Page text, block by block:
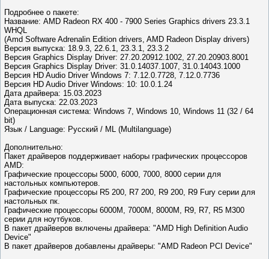
Подробнее о пакете:
Название: AMD Radeon RX 400 - 7900 Series Graphics drivers 23.3.1
WHQL
(Amd Software Adrenalin Edition drivers, AMD Radeon Display drivers)
Версия выпуска: 18.9.3, 22.6.1, 23.3.1, 23.3.2
Версия Graphics Display Driver: 27.20.20912.1002, 27.20.20903.8001
Версия Graphics Display Driver: 31.0.14037.1007, 31.0.14043.1000
Версия HD Audio Driver Windows 7: 7.12.0.7728, 7.12.0.7736
Версия HD Audio Driver Windows: 10: 10.0.1.24
Дата драйвера: 15.03.2023
Дата выпуска: 22.03.2023
Операционная система: Windows 7, Windows 10, Windows 11 (32 / 64
bit)
Язык / Language: Русский / ML (Multilanguage)
Дополнительно:
Пакет драйверов поддерживает наборы графических процессоров
AMD:
Графические процессоры 5000, 6000, 7000, 8000 серии для
настольных компьютеров.
Графические процессоры R5 200, R7 200, R9 200, R9 Fury серии для
настольных пк.
Графические процессоры 6000M, 7000M, 8000M, R9, R7, R5 M300
серии для ноутбуков.
В пакет драйверов включены драйвера: "AMD High Definition Audio
Device"
В пакет драйверов добавлены драйверы: "AMD Radeon PCI Device"